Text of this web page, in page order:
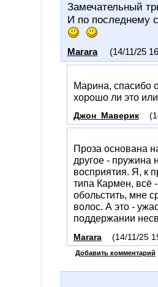
Замечательный
И по последнему
Marara (14/11/25
Марина, спасибо
хорошо ли это
Джон_Маверик
Проза основана
другое - пружина
восприятия. Я, к
типа Кармен, всё
обольстить, мне
волос. А это -
поддержании
Marara (14/11/25
Добавить комментарий